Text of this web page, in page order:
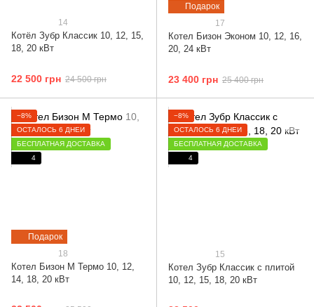
14
Котёл Зубр Классик 10, 12, 15,
18, 20 кВт
22 500 грн 24 500 грн
Подарок
17
Котел Бизон Эконом 10, 12, 16,
20, 24 кВт
23 400 грн 25 400 грн
Подарок
−8%
ОСТАЛОСЬ 6 ДНЕЙ
БЕСПЛАТНАЯ ДОСТАВКА
4
18
Котел Бизон М Термо 10, 12,
14, 18, 20 кВт
−8%
ОСТАЛОСЬ 6 ДНЕЙ
БЕСПЛАТНАЯ ДОСТАВКА
4
15
Котел Зубр Классик с плитой
10, 12, 15, 18, 20 кВт